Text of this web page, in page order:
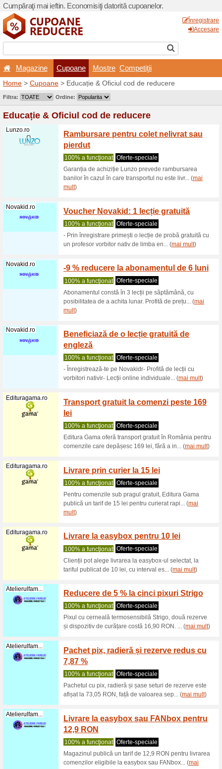
Cumpăraţi mai ieftin.
Magazine Cupoane
Home>Cupoane>
Ordine:
Educație & Oficiul
Lunzo.ro
banilor
mult
Novakid.ro
100% a
- Prin
Novakid.ro
100% a